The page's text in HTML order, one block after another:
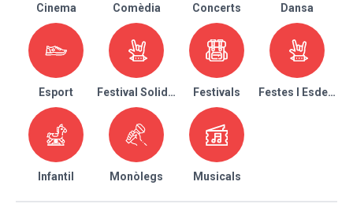
Cinema Comèdia Concerts Dansa
Esport Festival Solidari Festivals Festes I
Infantil Monòlegs Musicals